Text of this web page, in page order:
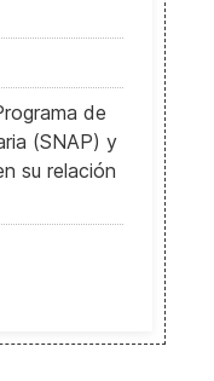
de
(SNAP) y
su relación